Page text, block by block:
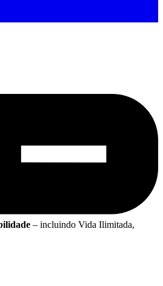
– incluindo Vida Ilimitada,